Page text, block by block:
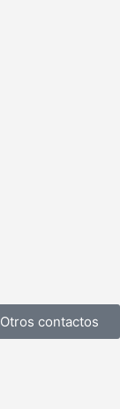
Otros contactos